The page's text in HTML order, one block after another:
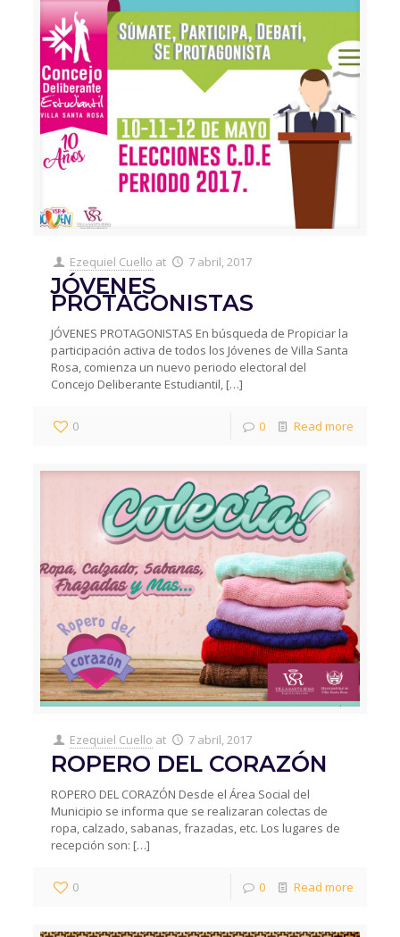
Ezequiel Cuello at 7 abril, 2017
JÓVENES
PROTAGONISTAS
JÓVENES PROTAGONISTAS En búsqueda de Propiciar la
participación activa de todos los Jóvenes de Villa Santa
Rosa, comienza un nuevo periodo electoral del
Concejo Deliberante Estudiantil, […]
0 0 Read more
Ezequiel Cuello at 7 abril, 2017
ROPERO DEL CORAZÓN
ROPERO DEL CORAZÓN Desde el Área Social del
Municipio se informa que se realizaran colectas de
ropa, calzado, sabanas, frazadas, etc. Los lugares de
recepción son: […]
0 0 Read more